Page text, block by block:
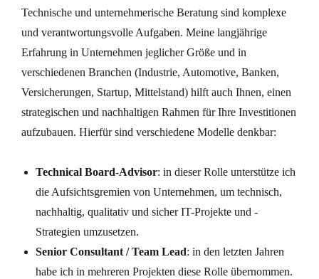
Technische und unternehmerische Beratung sind komplexe
und verantwortungsvolle Aufgaben. Meine langjährige
Erfahrung in Unternehmen jeglicher Größe und in
verschiedenen Branchen (Industrie, Automotive, Banken,
Versicherungen, Startup, Mittelstand) hilft auch Ihnen, einen
strategischen und nachhaltigen Rahmen für Ihre Investitionen
aufzubauen. Hierfür sind verschiedene Modelle denkbar:
Technical Board-Advisor: in dieser Rolle unterstütze ich
die Aufsichtsgremien von Unternehmen, um technisch,
nachhaltig, qualitativ und sicher IT-Projekte und -
Strategien umzusetzen.
Senior Consultant / Team Lead: in den letzten Jahren
habe ich in mehreren Projekten diese Rolle übernommen.